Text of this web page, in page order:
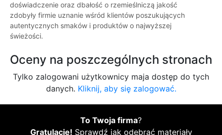
doświadczenie oraz dbałość o rzemieślniczą jakość
zdobyły firmie uznanie wśród klientów poszukujących
autentycznych smaków i produktów o najwyższej
świeżości.
Oceny na poszczególnych stronach
Tylko zalogowani użytkownicy maja dostęp do tych
danych. Kliknij, aby się zalogować.
To Twoja firma?
Gratulacje! Sprawdź jak odebrać materiały